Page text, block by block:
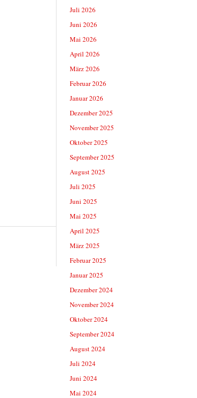
Juli 2026
Juni 2026
Mai 2026
April 2026
März 2026
Februar 2026
Januar 2026
Dezember 2025
November 2025
Oktober 2025
September 2025
August 2025
Juli 2025
Juni 2025
Mai 2025
April 2025
März 2025
Februar 2025
Januar 2025
Dezember 2024
November 2024
Oktober 2024
September 2024
August 2024
Juli 2024
Juni 2024
Mai 2024